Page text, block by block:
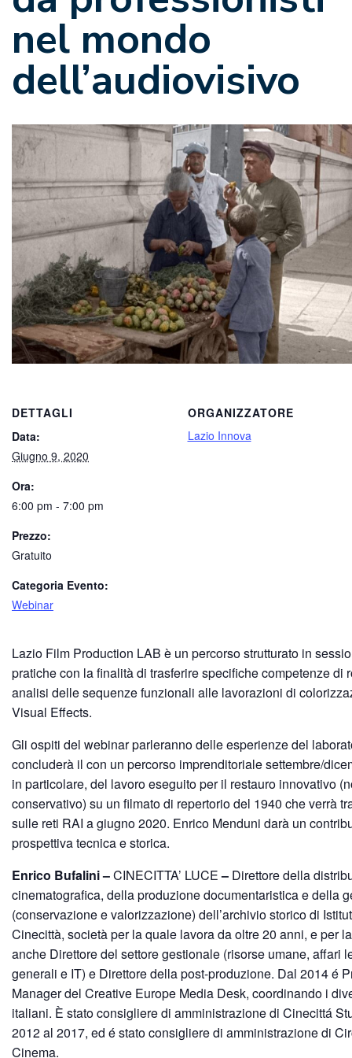
nel mondo
dell’audiovisivo
DETTAGLI
Data:
Giugno 9, 2020
Ora:
6:00 pm - 7:00 pm
Prezzo:
Gratuito
Categoria Evento:
Webinar
ORGANIZZATORE
Lazio Innova
Lazio Film Production LAB è un percorso strutturato in
pratiche con la finalità di trasferire specifiche competenze di
analisi delle sequenze funzionali alle lavorazioni di
Visual Effects.
Gli ospiti del webinar parleranno delle esperienze del
concluderà il con un percorso imprenditoriale settembre/
in particolare, del lavoro eseguito per il restauro innovativo
conservativo) su un filmato di repertorio del 1940 che verrà
sulle reti RAI a giugno 2020. Enrico Menduni darà un
prospettiva tecnica e storica.
Enrico Bufalini –CINECITTA’ LUCE– Direttore della
cinematografica, della produzione documentaristica e della
(conservazione e valorizzazione) dell’archivio storico di
Cinecittà, società per la quale lavora da oltre 20 anni, e per
anche Direttore del settore gestionale (risorse umane, affari
generali e IT) e Direttore della post-produzione. Dal 2014 é
Manager del Creative Europe Media Desk, coordinando i
italiani. È stato consigliere di amministrazione di Cinecittá
2012 al 2017, ed é stato consigliere di amministrazione di
Cinema.